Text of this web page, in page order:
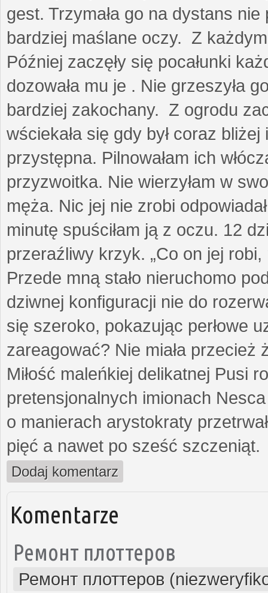
gest. Trzymała go na dystans
bardziej maślane oczy. Z
Później zaczęły się pocałunki
dozowała mu je . Nie grzeszyła
bardziej zakochany. Z ogrodu
wściekała się gdy był coraz
przystępna. Pilnowałam ich
przyzwoitka. Nie wierzyłam w
męża. Nic jej nie zrobi
minutę spuściłam ją z oczu. 12
przeraźliwy krzyk. „Co on jej
Przede mną stało nieruchomo
dziwnej konfiguracji nie do
się szeroko, pokazując perłowe
zareagować? Nie miała przecież
Miłość maleńkiej delikatnej Pusi
pretensjonalnych imionach
o manierach arystokraty
pięć a nawet po sześć szczeniąt.
Dodaj komentarz
Komentarze
Ремонт плоттеров
Ремонт плоттеров